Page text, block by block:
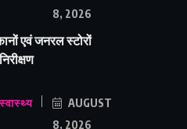
8, 2026
एवं जनरल स्टोरों
स्वास्थ्य
AUGUST
8, 2026